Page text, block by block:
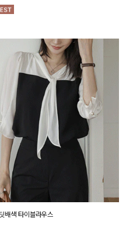
배색 타이블라우스